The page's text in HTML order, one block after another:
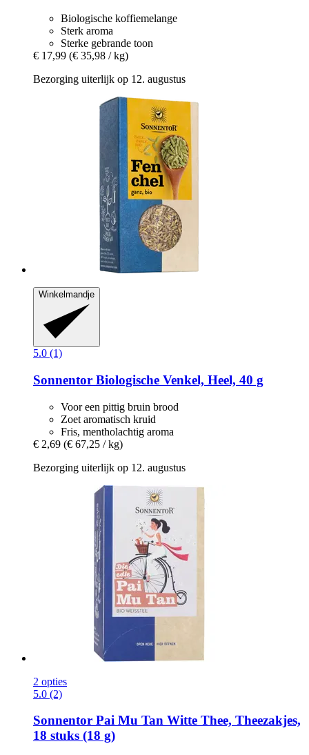
Biologische koffiemelange
Sterk aroma
Sterke gebrande toon
€ 17,99 (€ 35,98 / kg)
Bezorging uiterlijk op 12. augustus
Winkelmandje
5.0 (1)
Sonnentor Biologische Venkel, Heel, 40 g
Voor een pittig bruin brood
Zoet aromatisch kruid
Fris, mentholachtig aroma
€ 2,69 (€ 67,25 / kg)
Bezorging uiterlijk op 12. augustus
2 opties
5.0 (2)
Sonnentor Pai Mu Tan Witte Thee, Theezakjes,
18 stuks (18 g)